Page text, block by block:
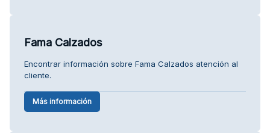
Fama Calzados
Encontrar información sobre Fama Calzados atención al
cliente.
Más información